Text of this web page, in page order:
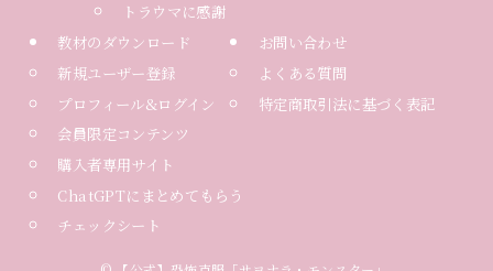
トラウマに感謝
教材のダウンロード
新規ユーザー登録
プロフィール&ログイン
会員限定コンテンツ
購入者専用サイト
ChatGPTにまとめてもらう
チェックシート
お問い合わせ
よくある質問
特定商取引法に基づく表記